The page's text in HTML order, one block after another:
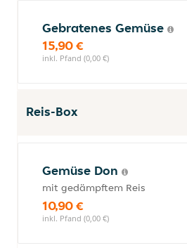
Gebratenes Gemüse
15,90 €
inkl. Pfand (0,00 €)
Reis-Box
Gemüse Don
mit gedämpftem Reis
10,90 €
inkl. Pfand (0,00 €)